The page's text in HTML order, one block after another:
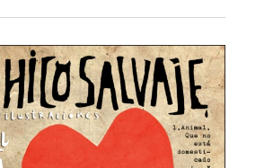
y
vistas
de
Eventos
Evento